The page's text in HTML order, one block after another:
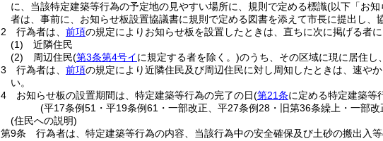
に、当該特定建築等行為の予定地の見やすい場所に、規則で定める標識(以下「お知
者は、事前に、お知らせ板設置協議書に規則で定める図書を添えて市長に提出し、
2
行為者は、 前項の規定によりお知らせ板を設置したときは、直ちに次に掲げる者
(1)
近隣住民
(2)
周辺住民(第3条第4号イに規定する者を除く。)のうち、その区域に現に居住し
3
行為者は、 前項の規定により近隣住民及び周辺住民に対し周知したときは、速や
い。
4
お知らせ板の設置期間は、特定建築等行為の完了の日(第21条に定める特定建築等
(平17条例51・平19条例61・一部改正、平27条例28・旧第36条繰上・一部改
(住民への説明)
第9条
行為者は、特定建築等行為の内容、当該行為中の安全確保及び土砂の搬出入